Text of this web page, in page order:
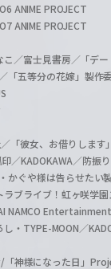
ANIME PROJECT
ANIME PROJECT
／富士見書房／「デ
「五等分の花嫁」製作
「彼女、お借りします
KADOKAWA／防振
かぐや様は告らせたい
ブライブ！虹ヶ咲学
NAMCO
・TYPE-MOON／
「神様になった日」